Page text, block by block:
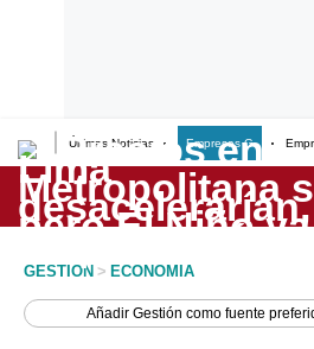
Últimas Noticias Empresas G
Lo último
Peru Quiosco
GESTION > ECONOMIA
AñadirGestión como fuente